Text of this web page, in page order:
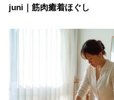
juni｜筋肉癒着ほぐし